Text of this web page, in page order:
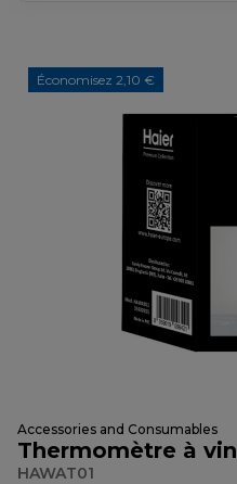
Économisez 2,10 €
Accessories and Consumables
Thermomètre à vin
HAWAT01